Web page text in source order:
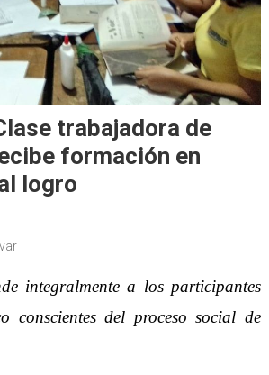
trabajadora de
formación en
logro
integralmente a los participantes
conscientes del proceso social de